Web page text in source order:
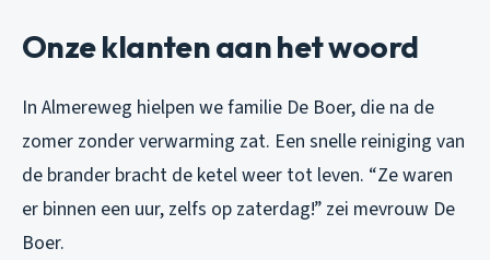
Onze klanten aan het woord
In Almereweg hielpen we familie De Boer, die na de
zomer zonder verwarming zat. Een snelle reiniging van
de brander bracht de ketel weer tot leven. “Ze waren
er binnen een uur, zelfs op zaterdag!” zei mevrouw De
Boer.